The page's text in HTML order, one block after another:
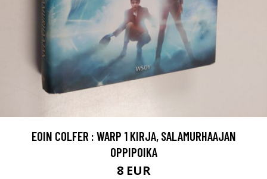
EOIN COLFER : WARP 1 KIRJA, SALAMURHAAJAN
OPPIPOIKA
8 EUR